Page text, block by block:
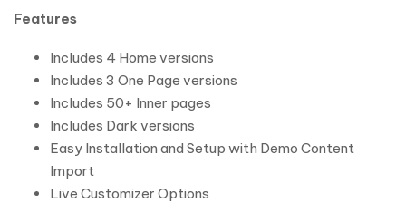
Features
Includes 4 Home versions
Includes 3 One Page versions
Includes 50+ Inner pages
Includes Dark versions
Easy Installation and Setup with Demo Content
Import
Live Customizer Options